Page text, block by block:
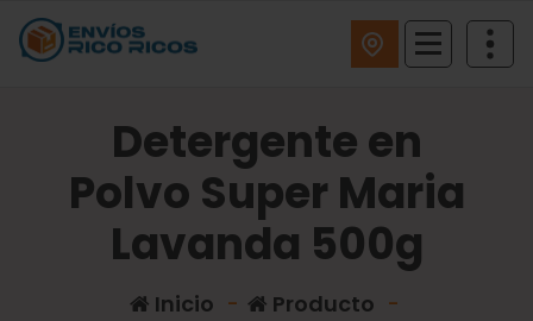
Detergente en
Polvo Super Maria
Lavanda 500g
Inicio - Producto -